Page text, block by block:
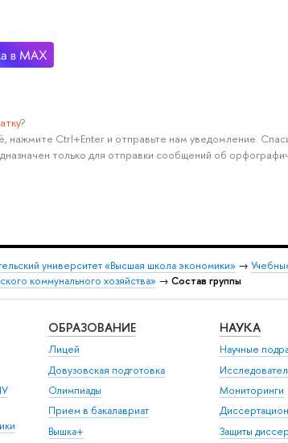
?
нажмите Ctrl+Enter и отправьте нам уведомление.
только для отправки сообщений об
университет «Высшая школа экономики» →
коммунального хозяйства» → Состав группы
ОБРАЗОВАНИЕ
Лицей
Довузовская подготовка
Олимпиады
Прием в бакалавриат
Вышка+
НАУКА
Научные
Мониторинги
Защиты